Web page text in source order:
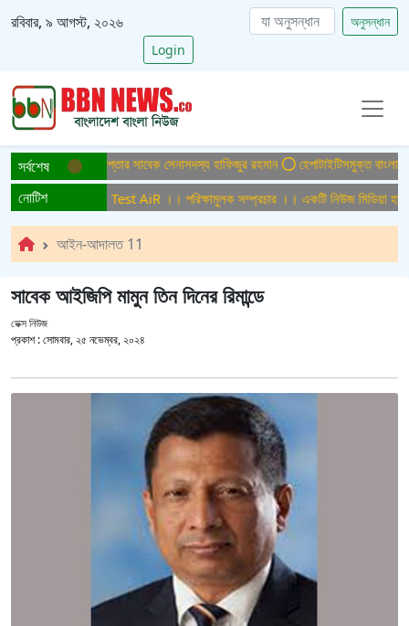
রবিবার, ৯ আগস্ট, ২০২৬
অনুসন্ধান
Login
সর্বশেষ
মামলায় ফের গ্রেপ্তার সাবেক সেনাসদস্য হাফিজুর রহমান হেপাটাইটিসমুক্ত বাংলাদেশ
নোটিশ
সম্প্রচার ।। Test AiR ।। পরিক্ষামুলক সম্প্রচার ।। একটি নিউজ মিডিয়া
আইন-আদালত 11
সাবেক আইজিপি মামুন তিন দিনের রিমান্ডে
ডেক্স নিউজ
প্রকাশ :সোমবার, ২৫ নভেম্বর, ২০২৪